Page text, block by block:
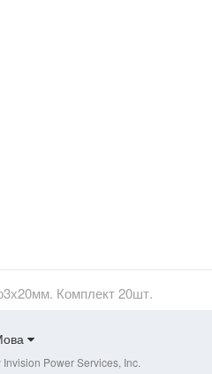
Комплект 20шт.
Power Services, Inc.